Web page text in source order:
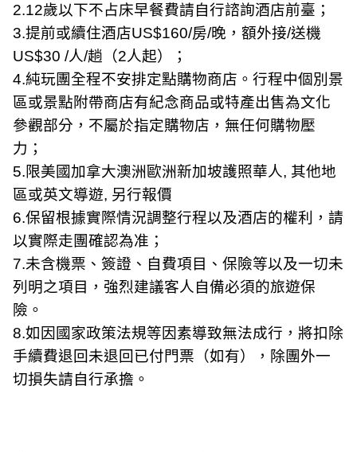
2.12歲以下不占床早餐費請自行諮詢酒店前臺；
3.提前或續住酒店US$160/房/晚，額外接/送機
US$30 /人/趟（2人起）；
4.純玩團全程不安排定點購物商店。行程中個別景
區或景點附帶商店有紀念商品或特產出售為文化
參觀部分，不屬於指定購物店，無任何購物壓
力；
5.限美國加拿大澳洲歐洲新加坡護照華人, 其他地
區或英文導遊, 另行報價
6.保留根據實際情況調整行程以及酒店的權利，請
以實際走團確認為准；
7.未含機票、簽證、自費項目、保險等以及一切未
列明之項目，強烈建議客人自備必須的旅遊保
險。
8.如因國家政策法規等因素導致無法成行，將扣除
手續費退回未退回已付門票（如有），除團外一
切損失請自行承擔。